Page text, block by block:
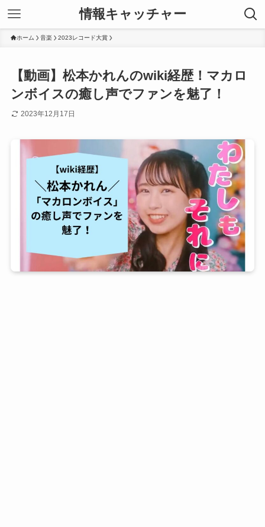
情報キャッチャー
ホーム 音楽 2023レコード大賞
【動画】松本かれんのwiki経歴！マカロ
ンボイスの癒し声でファンを魅了！
2023年12月17日